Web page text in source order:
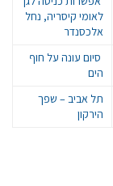
לאומי קיסריה, נחל
אלכסנדר
סיום עונה על חוף
הים
תל אביב – שפך
הירקון